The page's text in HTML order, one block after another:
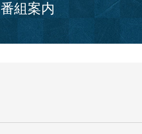
組案内